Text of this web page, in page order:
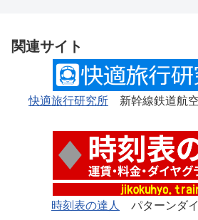
関連サイト
快適旅行研究所 新幹線鉄道航
時刻表の達人 パターンダ